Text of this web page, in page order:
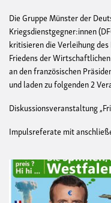
Die Gruppe Münster der
Kriegsdienstgegner:innen
kritisieren die Verleihung
Friedens der
an den französischen
und laden zu folgenden 2
Diskussionsveranstaltung
Impulsreferate mit